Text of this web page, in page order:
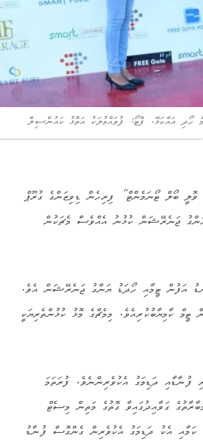
ހޯދި އައްކަޅޭ. ފޮޓޯ: ފުވައްމުލަކު އަތޮޅު ކައުންސިލް
ބޯލް ޓޯނަމެންޓް” ފިރިހެން ޑިވިޒަންގެ ގުރޫޕް
2 ގައި ހިމެނޭ ހޯދަޑު ޔަންގު ޖަނެރޭޝަން ކުޅުނު އެއްވެސް މެޗަކުން
ދިގުވާނޑު އަފުން ޓީމާއި ހޯދަޑު ޔަންގު ޖަނެރޭޝަން އެވެ.
ޓީމް ކާމިޔާބުކުރިއެވެ. މިމެޗްގެ މޮޅު ކުޅުންތެރިޔަކީ
އެކުވެރި ފުނާޑާއި ދަޑިމަގު އެކުވެރިންނެވެ. ފުރަތަމަ
ގަވާއިދުގައިވާ ގޮތުގެ މަތިން މިސެޓް
އެކު ދަޑިމަގު އެކުވެރިން ގެންގޮސް ފުނާޑު